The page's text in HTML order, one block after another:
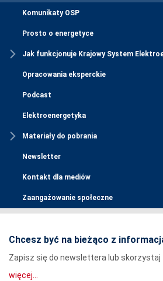
Komunikaty OSP
Prosto o energetyce
Jak funkcjonuje Krajowy System
Opracowania eksperckie
Podcast
Elektroenergetyka
Materiały do pobrania
Newsletter
Kontakt dla mediów
Zaangażowanie społeczne
Chcesz być na bieżąco z
Zapisz się do newslettera lub skorzystaj
więcej...